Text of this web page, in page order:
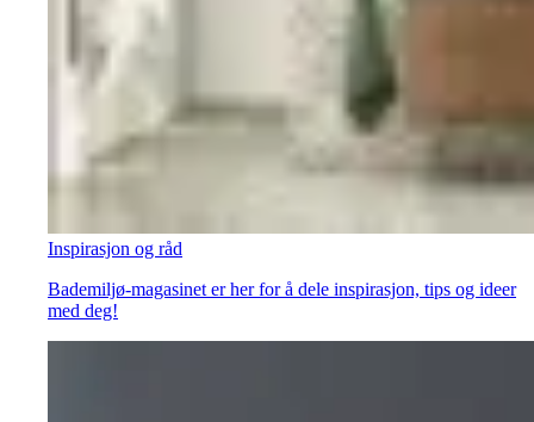
Inspirasjon og råd
Bademiljø-magasinet er her for å dele inspirasjon, tips og ideer
med deg!